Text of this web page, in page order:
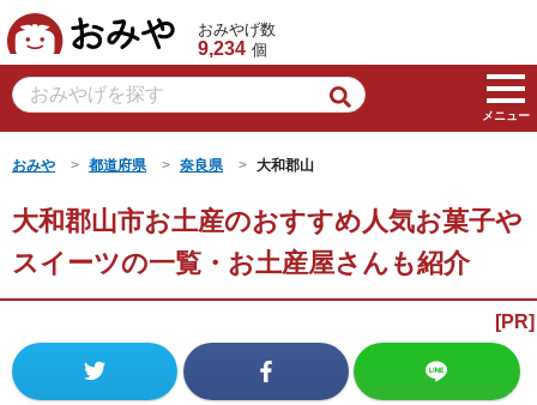
おみや
おみやげ数
9,234 個
メニュー
おみや 都道府県 奈良県 大和郡山
大和郡山市お土産のおすすめ人気お菓子や
スイーツの一覧・お土産屋さんも紹介